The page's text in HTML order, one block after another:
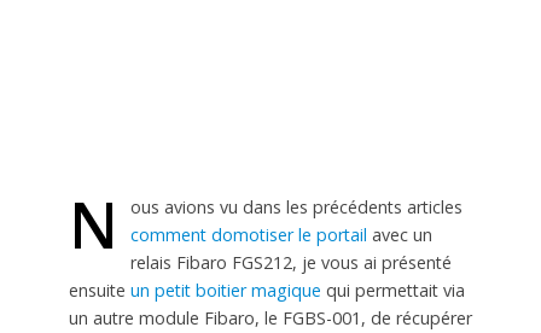
N
ous avions vu dans les précédents articles
comment domotiser le portail avec un
relais Fibaro FGS212, je vous ai présenté
ensuite un petit boitier magique qui permettait via
un autre module Fibaro, le FGBS-001, de récupérer